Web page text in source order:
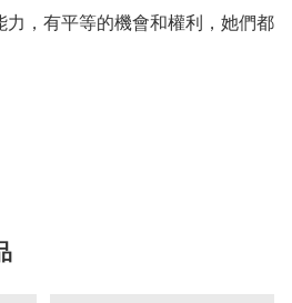
力，有平等的機會和權利，她們都